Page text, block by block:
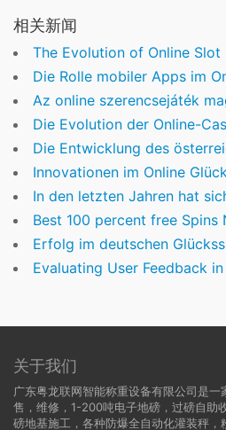
相关新闻
The Evolution of Online Slot Machine Design
Die Rolle mobiler Apps im Online-Glücksspiel:
Az online szerencsejáték magyarországi jövője: Kiváló
Die Evolution der Online-Casinos: Ein Blick auf
Die Entwicklung des österreichischen Online-
Innovationen im Online Glücksspielemarkt: Die Rolle von
In den letzten Jahren hat sich die Landschaft des Online-
Best 100 percent free Spins No-deposit Incentives At aliens
Erfolg im deutschen Glücksspielmarkt: Ein
Evaluating User Feedback in the Online Casino Industry:
关于我们
广东粤龙联网智能称重设备有限公司是
售，维修，1-200吨电子地磅，过磅自助
磅地基施工，各种防爆全自动化灌装秤，